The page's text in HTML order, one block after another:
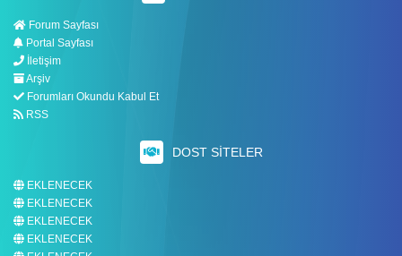
Forum Sayfası
Portal Sayfası
İletişim
Arşiv
Forumları Okundu Kabul Et
RSS
DOST SITELER
EKLENECEK
EKLENECEK
EKLENECEK
EKLENECEK